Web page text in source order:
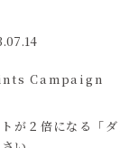
Campaign
２倍になる「